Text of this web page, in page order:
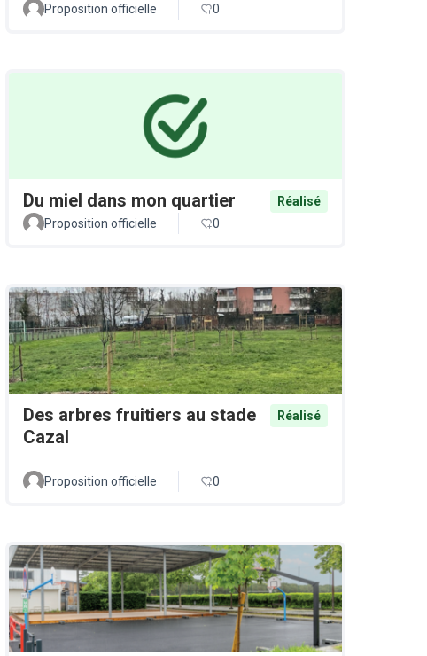
Proposition officielle 0
Du miel dans mon quartier
Réalisé
Proposition officielle
0
Des arbres fruitiers au stade
Cazal
Réalisé
Proposition officielle 0